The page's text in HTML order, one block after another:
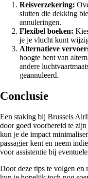
Reisverzekering:
sluiten die dekking
annuleringen.
Flexibel boeken:
je je vlucht kunt
Alternatieve
hoogte bent van
andere
geannuleerd.
Conclusie
Een staking bij Brussels
door goed voorbereid te
kun je de impact
passagier kent en neem
voor assistentie bij
Door deze tips te volgen en